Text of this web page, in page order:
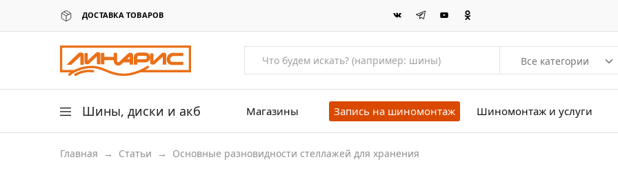
ДОСТАВКА ТОВАРОВ
Линарис
Продажа
шин,
дисков
аккумуляторов
Все категории
Шины, диски и акб
Легковые шины
Магазины Запись на шиномонтаж Шиномонтаж и услуги
Главная → Статьи → Основные разновидности стеллажей для хранения